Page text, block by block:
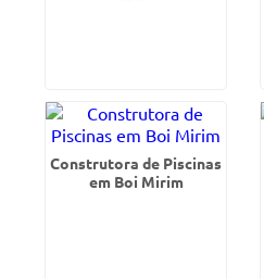
Construtora de Piscinas
em Boi Mirim